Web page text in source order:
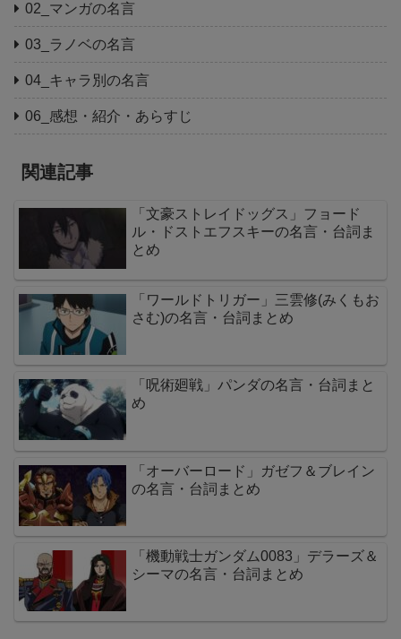
02_マンガの名言
03_ラノベの名言
04_キャラ別の名言
06_感想・紹介・あらすじ
関連記事
「文豪ストレイドッグス」フョード
ル・ドストエフスキーの名言・台詞ま
とめ
「ワールドトリガー」三雲修(みくもお
さむ)の名言・台詞まとめ
「呪術廻戦」パンダの名言・台詞まと
め
「オーバーロード」ガゼフ＆ブレイン
の名言・台詞まとめ
「機動戦士ガンダム0083」デラーズ＆
シーマの名言・台詞まとめ